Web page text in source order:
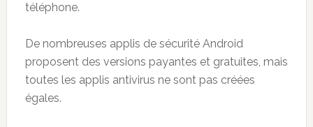
téléphone.
De nombreuses applis de sécurité Android
proposent des versions payantes et gratuites, mais
toutes les applis antivirus ne sont pas créées
égales.